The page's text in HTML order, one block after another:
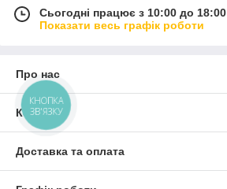
Сьогодні працює з 10:00 до 18:00
Показати весь графік роботи
Про нас
Контакти
Доставка та оплата
КНОПКА
ЗВ'ЯЗКУ